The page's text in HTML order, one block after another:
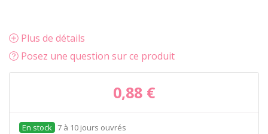
Plus de détails
Posez une question sur ce produit
0,88 €
7 à 10 jours ouvrés